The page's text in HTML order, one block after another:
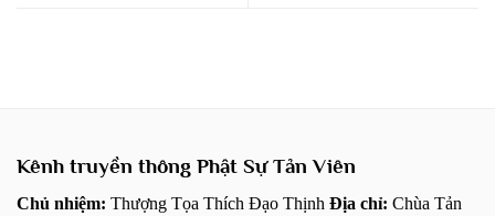
Kênh truyền thông Phật Sự Tản Viên
Chủ nhiệm: Thượng Tọa Thích Đạo Thịnh Địa chỉ: Chùa Tản